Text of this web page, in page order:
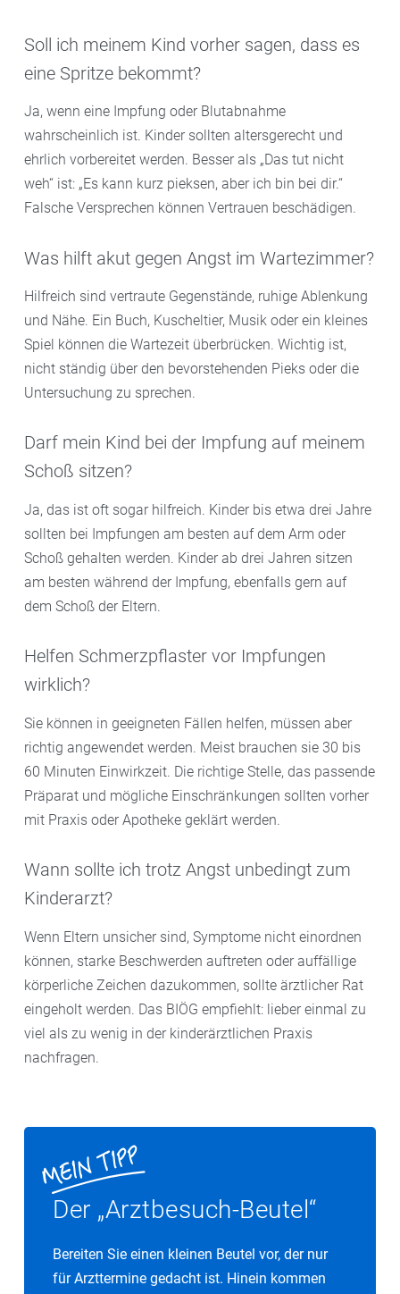
Soll ich meinem Kind vorher sagen, dass es
eine Spritze bekommt?
Ja, wenn eine Impfung oder Blutabnahme
wahrscheinlich ist. Kinder sollten altersgerecht und
ehrlich vorbereitet werden. Besser als „Das tut nicht
weh“ ist: „Es kann kurz pieksen, aber ich bin bei dir.“
Falsche Versprechen können Vertrauen beschädigen.
Was hilft akut gegen Angst im Wartezimmer?
Hilfreich sind vertraute Gegenstände, ruhige Ablenkung
und Nähe. Ein Buch, Kuscheltier, Musik oder ein kleines
Spiel können die Wartezeit überbrücken. Wichtig ist,
nicht ständig über den bevorstehenden Pieks oder die
Untersuchung zu sprechen.
Darf mein Kind bei der Impfung auf meinem
Schoß sitzen?
Ja, das ist oft sogar hilfreich. Kinder bis etwa drei Jahre
sollten bei Impfungen am besten auf dem Arm oder
Schoß gehalten werden. Kinder ab drei Jahren sitzen
am besten während der Impfung, ebenfalls gern auf
dem Schoß der Eltern.
Helfen Schmerzpflaster vor Impfungen
wirklich?
Sie können in geeigneten Fällen helfen, müssen aber
richtig angewendet werden. Meist brauchen sie 30 bis
60 Minuten Einwirkzeit. Die richtige Stelle, das passende
Präparat und mögliche Einschränkungen sollten vorher
mit Praxis oder Apotheke geklärt werden.
Wann sollte ich trotz Angst unbedingt zum
Kinderarzt?
Wenn Eltern unsicher sind, Symptome nicht einordnen
können, starke Beschwerden auftreten oder auffällige
körperliche Zeichen dazukommen, sollte ärztlicher Rat
eingeholt werden. Das BIÖG empfiehlt: lieber einmal zu
viel als zu wenig in der kinderärztlichen Praxis
nachfragen.
Der „Arztbesuch-Beutel“
Bereiten Sie einen kleinen Beutel vor, der nur
für Arzttermine gedacht ist. Hinein kommen